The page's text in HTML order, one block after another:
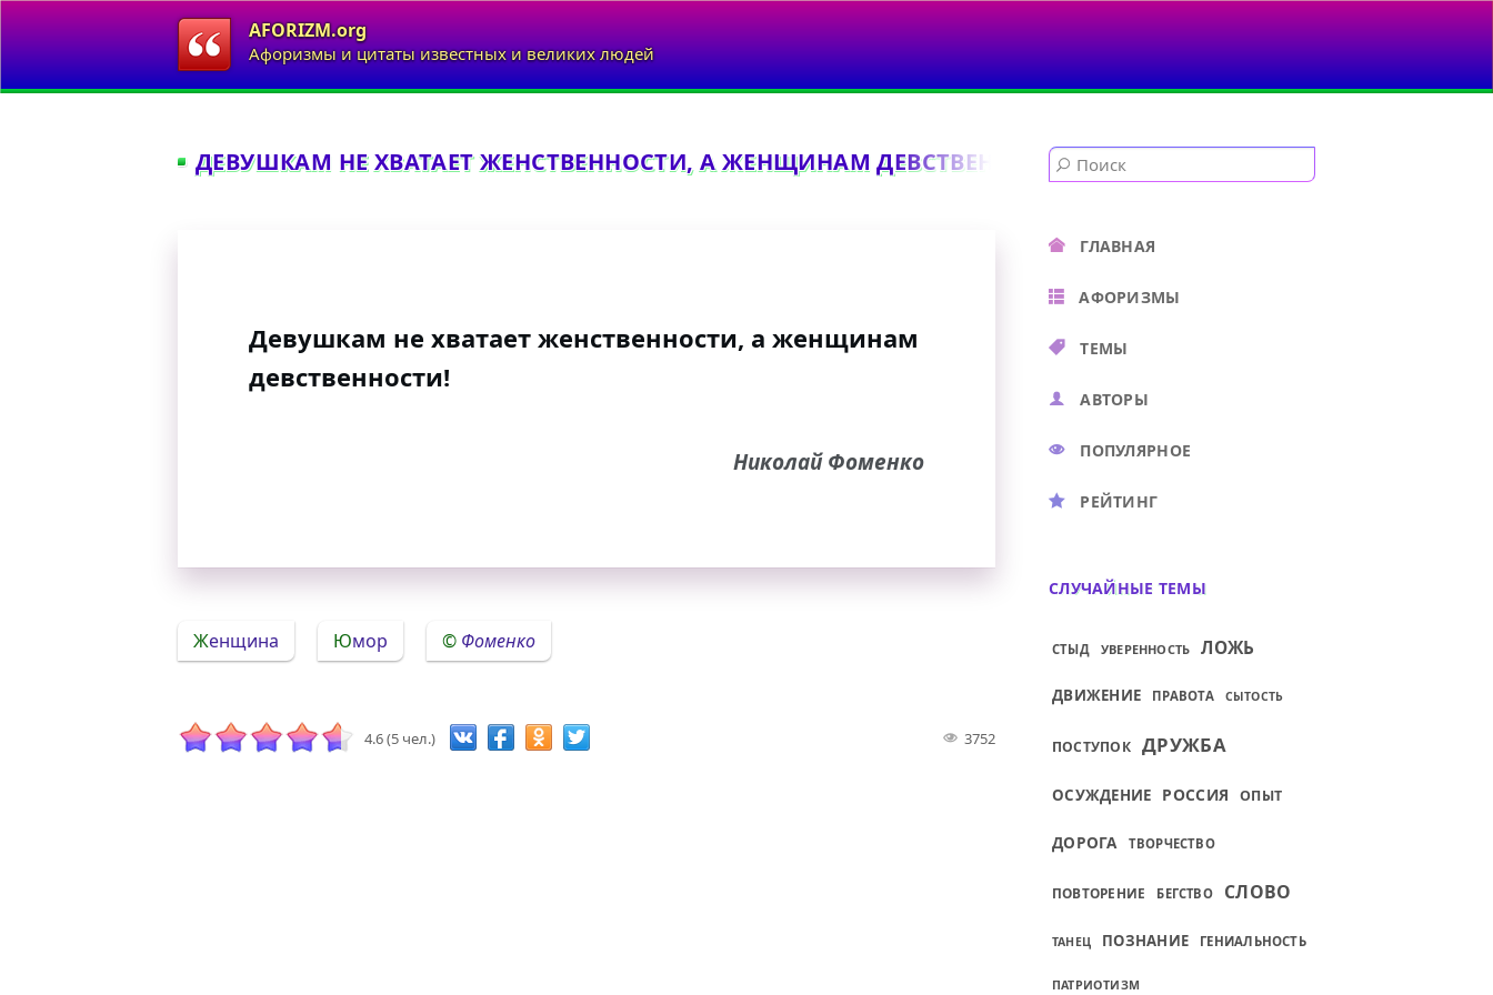
AFORIZM.org
Афоризмы и цитаты известных и великих людей
ДЕВУШКАМ НЕ ХВАТАЕТ ЖЕНСТВЕННОСТИ, А ЖЕНЩИНАМ ДЕВСТВЕННОСТИ!..
Девушкам не хватает женственности, а женщинам
девственности!
Николай Фоменко
Женщина Юмор Фоменко
4.6 (5 чел.) 3752
ГЛАВНАЯ
АФОРИЗМЫ
ТЕМЫ
АВТОРЫ
ПОПУЛЯРНОЕ
РЕЙТИНГ
СЛУЧАЙНЫЕ ТЕМЫ
СТЫД УВЕРЕННОСТЬ ЛОЖЬ
ДВИЖЕНИЕ ПРАВОТА СЫТОСТЬ
ПОСТУПОК ДРУЖБА
ОСУЖДЕНИЕ РОССИЯ ОПЫТ
ДОРОГА ТВОРЧЕСТВО
ПОВТОРЕНИЕ БЕГСТВО СЛОВО
ТАНЕЦ ПОЗНАНИЕ ГЕНИАЛЬНОСТЬ
ПАТРИОТИЗМ